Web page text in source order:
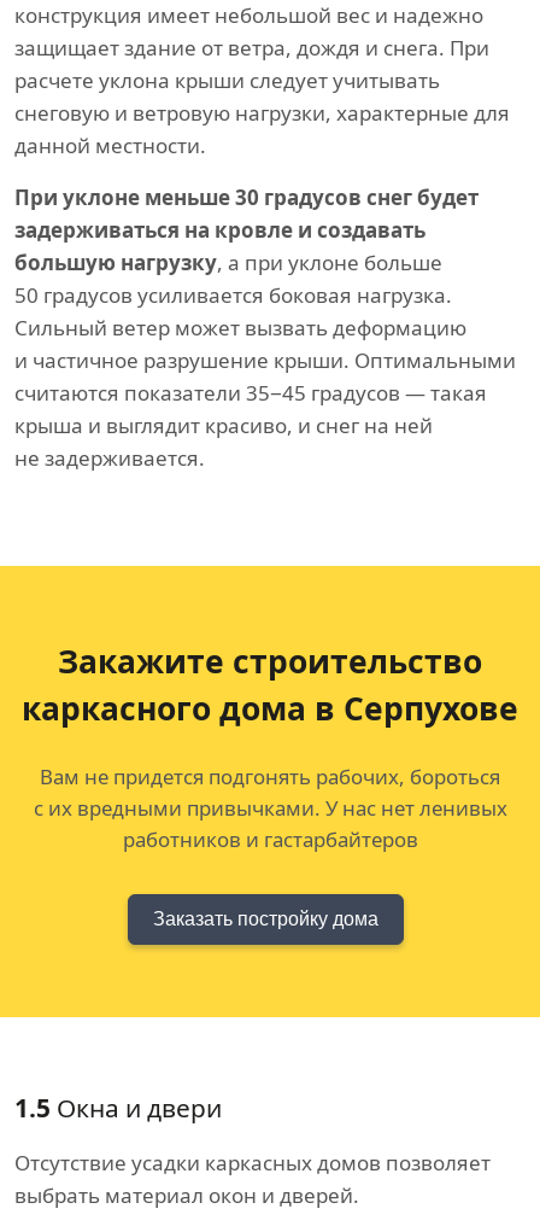
конструкция имеет небольшой вес и надежно
защищает здание от ветра, дождя и снега. При
расчете уклона крыши следует учитывать
снеговую и ветровую нагрузки, характерные для
данной местности.
При уклоне меньше 30 градусов снег будет
задерживаться на кровле и создавать
большую нагрузку, а при уклоне больше
50 градусов усиливается боковая нагрузка.
Сильный ветер может вызвать деформацию
и частичное разрушение крыши. Оптимальными
считаются показатели 35−45 градусов — такая
крыша и выглядит красиво, и снег на ней
не задерживается.
Закажите строительство
каркасного дома в Серпухове
Вам не придется подгонять рабочих, бороться
с их вредными привычками. У нас нет ленивых
работников и гастарбайтеров
Заказать постройку дома
1.5 Окна и двери
Отсутствие усадки каркасных домов позволяет
выбрать материал окон и дверей.